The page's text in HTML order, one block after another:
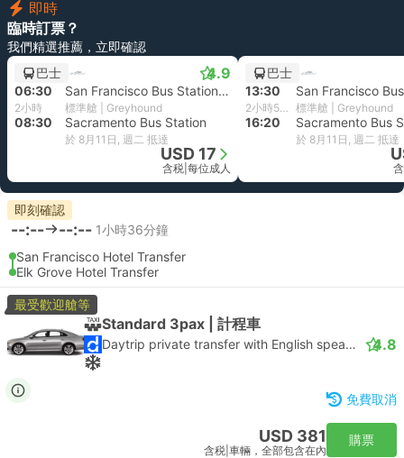
即時
臨時訂票？
我們精選推薦，立即確認
巴士
4.9
06:30 San Francisco Bus Station, Alameda CA
2小時 標準艙 | Greyhound
08:30 Sacramento Bus Station
於 8月11日, 週二 抵達
USD 17
含税 每位成人
巴士
13:30
2小時50分鐘 標準艙 | Greyhound
16:20 Sacramento Bus
於 8月11日, 週二 抵達
即刻確認
--:-- --:-- 1小時36分鐘
San Francisco Hotel Transfer
Elk Grove Hotel Transfer
最受歡迎艙等
Standard 3pax | 計程車
Daytrip private transfer with English speaking driver 4.8
免費取消
USD 381
含税 車輛，全部包含在內
購票